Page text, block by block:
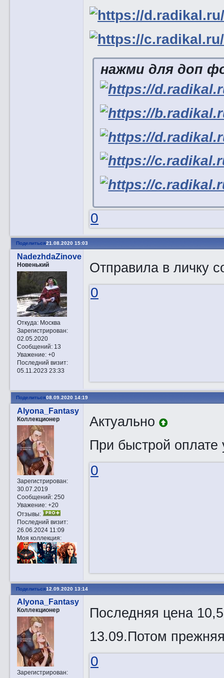
нажми для доп
0
Поделиться21.08.2020 15:03
NadezhdaZinoveva
Новенький
Откуда:Москва
Зарегистрирован:
02.05.2020
Сообщений:13
Уважение: +0
Последний визит:
05.11.2023 23:33
Отправила в личку
0
Поделиться08.09.2020 14:19
Alyona_Fantasy
Коллекционер
Зарегистрирован:
30.07.2019
Сообщений:250
Уважение: +20
Отзывы:
Последний визит:
26.06.2024 11:09
Моя коллекция:
Актуально
При быстрой оплате
0
Поделиться12.09.2020 13:14
Alyona_Fantasy
Коллекционер
Зарегистрирован:
Последняя цена
13.09.Потом
0